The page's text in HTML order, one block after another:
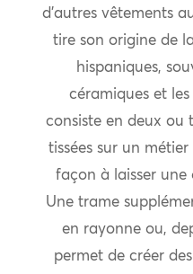
d’autres vêtements
tire son origine de
hispaniques,
céramiques et
consiste en deux ou
tissées sur un
façon à laisser
Une trame
en rayonne ou,
permet de créer